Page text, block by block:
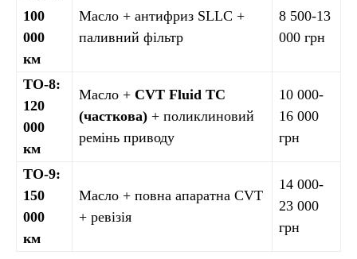
100
000
км
Масло + антифриз SLLC +
паливний фільтр
8 500-13
000 грн
ТО-8:
120
000
км
Масло + CVT Fluid TC
(часткова) + поликлиновий
ремінь приводу
10 000-
16 000
грн
ТО-9:
150
000
км
Масло + повна апаратна CVT
+ ревізія
14 000-
23 000
грн